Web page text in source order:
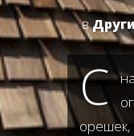
в
С
орешек,